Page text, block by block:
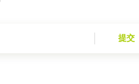
提交